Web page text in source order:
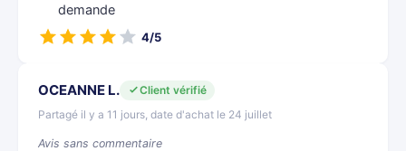
demande
4/5
OCEANNE L.
Client vérifié
Partagé il y a 11 jours, date d'achat le 24 juillet
Avis sans commentaire